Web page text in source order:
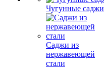
Чугунные саджи
Саджи из
нержавеющей
стали